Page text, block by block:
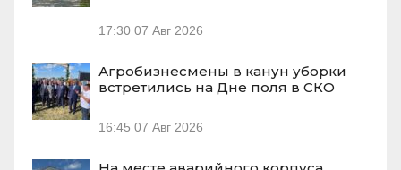
17:30 07 Авг 2026
Агробизнесмены в канун уборки
встретились на Дне поля в СКО
16:45 07 Авг 2026